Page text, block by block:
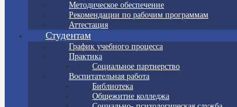
Методическое обеспечение
Рекомендации по рабочим программам
Аттестация
Студентам
График учебного процесса
Практика
Социальное партнерство
Воспитательная работа
Библиотека
Общежитие колледжа